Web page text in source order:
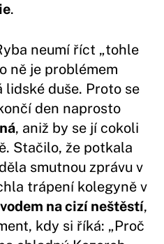
.
neumí říct „tohle
ně je problémem
lidské duše. Proto se
den naprosto
, aniž by se jí cokoli
Stačilo, že potkala
smutnou zprávu v
trápení kolegyně v
na cizí neštěstí,
kdy si říká: „Proč